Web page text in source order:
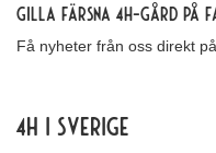
Gilla Färsna 4H-gård på
Få nyheter från oss direkt
4H i Sverige